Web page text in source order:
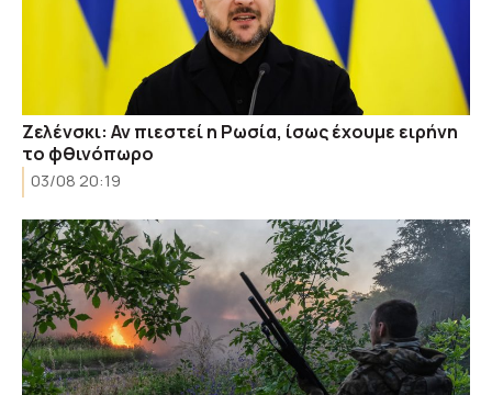
Ζελένσκι: Αν πιεστεί η Ρωσία, ίσως έχουμε ειρήνη
το φθινόπωρο
03/08 20:19